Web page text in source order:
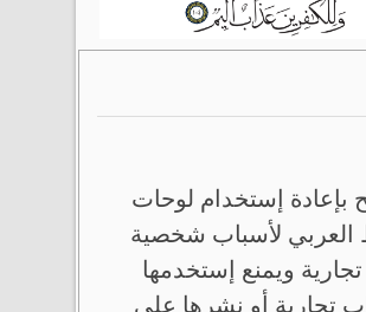
بإعادة إستخدام لوحات
العربي لأسباب شخصية
ويمنع إستخدمها